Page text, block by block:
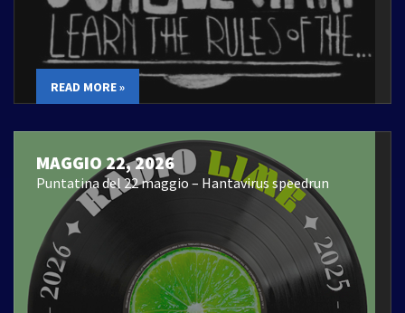
READ MORE »
MAGGIO 22, 2026
Puntatina del 22 maggio – Hantavirus speedrun